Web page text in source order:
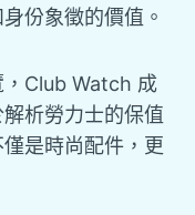
份象徵的價值。
，Club Watch 成
析勞力士的保值
是時尚配件，更